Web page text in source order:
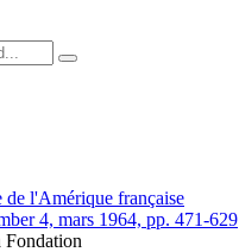
de l'Amérique française
4, mars 1964, pp. 471-629
Fondation